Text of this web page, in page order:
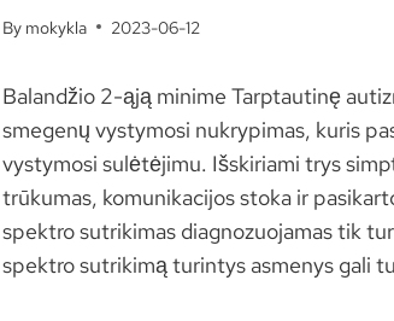
By mokykla 2023-06-12
Balandžio 2-ąją minime Tarptautinę
smegenų vystymosi nukrypimas, kuris
vystymosi sulėtėjimu. Išskiriami trys
trūkumas, komunikacijos stoka ir
spektro sutrikimas diagnozuojamas tik
spektro sutrikimą turintys asmenys gali